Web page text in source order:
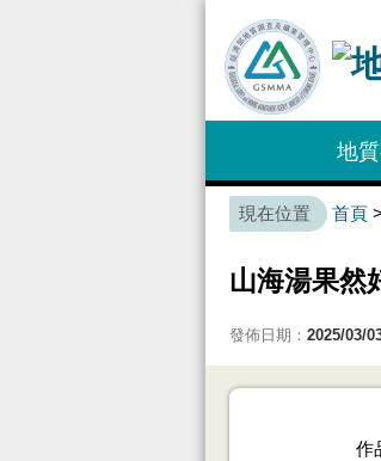
地
首頁
山海湯果然
發佈日期： 2025/03/
作